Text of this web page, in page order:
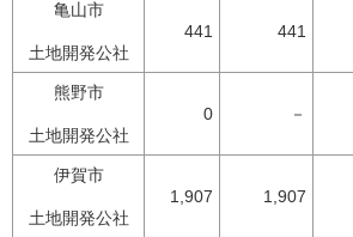
亀山市
土地開発公社
441 441
熊野市
土地開発公社
0 －
伊賀市
土地開発公社
1,907 1,907